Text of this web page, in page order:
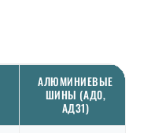
АЛЮМИНИЕВЫЕ
ШИНЫ (АД0,
АД31)